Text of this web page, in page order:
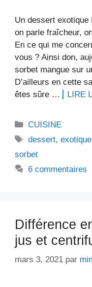
Un dessert exotique
on parle fraîcheur,
En ce qui me
vous ? Ainsi don,
sorbet mangue sur
D’ailleurs en cette
êtes sûre …
LIRE
Catégories
CUISINE
Étiquettes
dessert,exotique
sorbet
6 commentaires
Différence
jus et
mars 3, 2021 par